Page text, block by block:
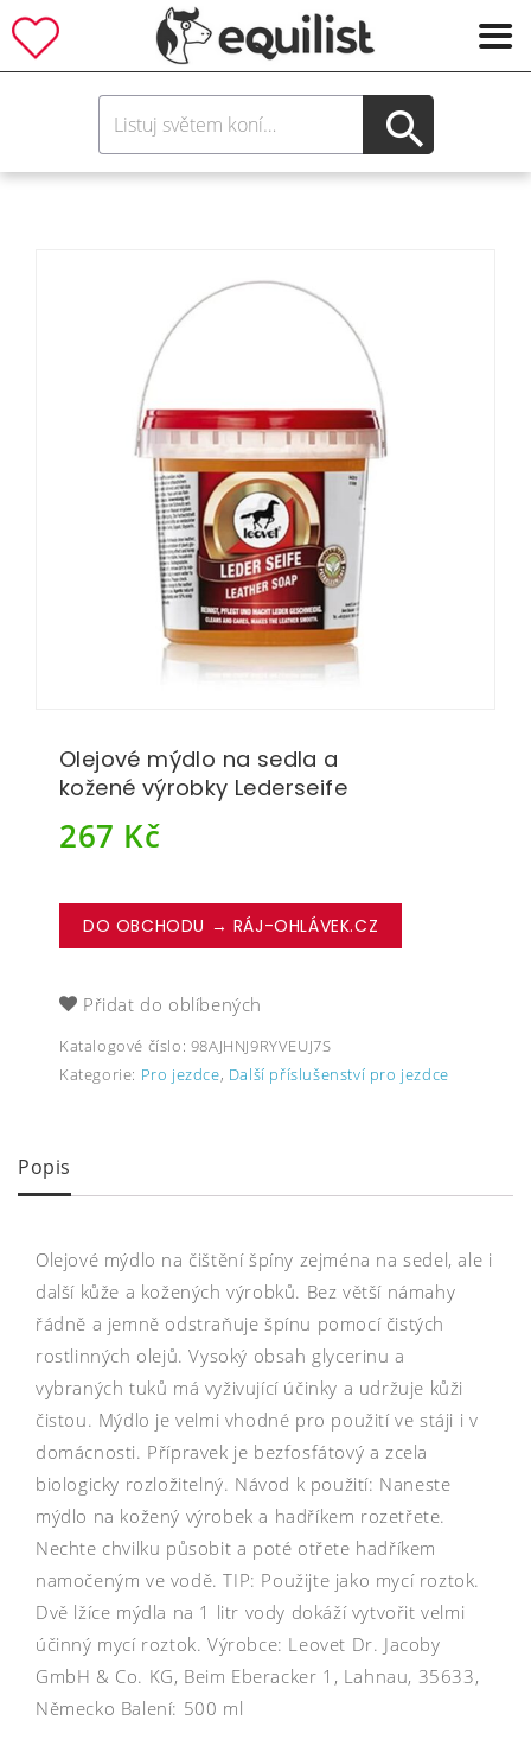
Olejové mýdlo na sedla a
kožené výrobky Lederseife
267 Kč
DO OBCHODU → RÁJ-OHLÁVEK.CZ
Přidat do oblíbených
Katalogové číslo: 98AJHNJ9RYVEUJ7S
Kategorie: Pro jezdce, Další příslušenství pro jezdce
Popis
Olejové mýdlo na čištění špíny zejména na sedel, ale i
další kůže a kožených výrobků. Bez větší námahy
řádně a jemně odstraňuje špínu pomocí čistých
rostlinných olejů. Vysoký obsah glycerinu a
vybraných tuků má vyživující účinky a udržuje kůži
čistou. Mýdlo je velmi vhodné pro použití ve stáji i v
domácnosti. Přípravek je bezfosfátový a zcela
biologicky rozložitelný. Návod k použití: Naneste
mýdlo na kožený výrobek a hadříkem rozetřete.
Nechte chvilku působit a poté otřete hadříkem
namočeným ve vodě. TIP: Použijte jako mycí roztok.
Dvě lžíce mýdla na 1 litr vody dokáží vytvořit velmi
účinný mycí roztok. Výrobce: Leovet Dr. Jacoby
GmbH & Co. KG, Beim Eberacker 1, Lahnau, 35633,
Německo Balení: 500 ml